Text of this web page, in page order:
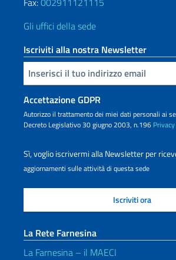
Gli uffici della sede
Iscriviti alla nostra Newsletter
Inserisci la tua email
Accettazione GDPR
Autorizzo il trattamento dei miei dati personali ai
Decreto Legislativo 30 giugno 2003, n.196 Privacy
Sì, voglio iscrivermi alla Newsletter per
aggiornamenti sulle attività di questa sede
La Rete Farnesina
La Farnesina – il MAECI